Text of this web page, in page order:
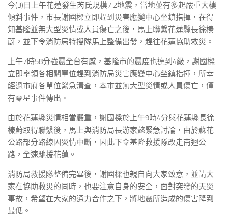
今(3)日上午花蓮發生芮氏規模7.2地震，當地並有多起嚴重大樓
傾斜事件，市長謝國樑立即趕到災害應變中心坐鎮指揮，在得
知基隆並無大型災情或人員傷亡之後，馬上聯繫花蓮縣長徐榛
蔚，並下令消防局特搜隊馬上整備出發，趕往花蓮協助救災。
上午7時58分強震全台有感，基隆市的震度也達到4級，謝國樑
立即率領各相關單位趕到消防局災害應變中心坐鎮指揮，所幸
經過市府各單位緊急清查，本市並無大型災情或人員傷亡，僅
有零星事件傳出。
由於花蓮縣災情相當嚴重，謝國樑於上午9時4分與花蓮縣長徐
榛蔚取得聯繫後，馬上與消防局長游家懿緊急討論，由於蘇花
公路部分路線因災情中斷，因此下令基隆救援隊改走南迴公
路，全速馳援花蓮。
消防局救援隊整備完畢後，謝國樑也親自向大家致意，並請大
家在協助救災的同時，也要注意自身的安全，面對突發的天災
事故，希望在大家的通力合作之下，將地震所造成的傷害降到
最低。